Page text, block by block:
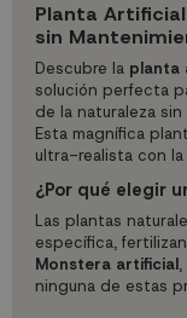
Planta
sin
Descubre la planta
solución perfecta
de la naturaleza
Esta magnífica
ultra-realista con
¿Por qué elegir
Las plantas
específica,
Monstera artificial
ninguna de estas